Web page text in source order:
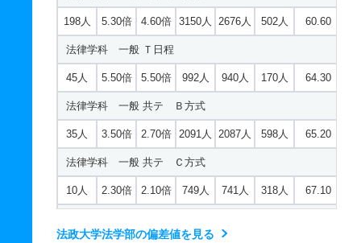
198人 5.30倍 4.60倍 3150人 2676人 502人 60.60
法律学科 一般 Ｔ日程
45人 5.50倍 5.50倍 992人 940人 170人 64.30
法律学科 一般 共テ Ｂ方式
35人 3.50倍 2.70倍 2091人 2087人 598人 65.20
法律学科 一般 共テ Ｃ方式
10人 2.30倍 2.10倍 749人 741人 318人 67.10
法政大学法学部の偏差値を見る